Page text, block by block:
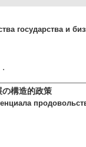
государства и
の構造的政策